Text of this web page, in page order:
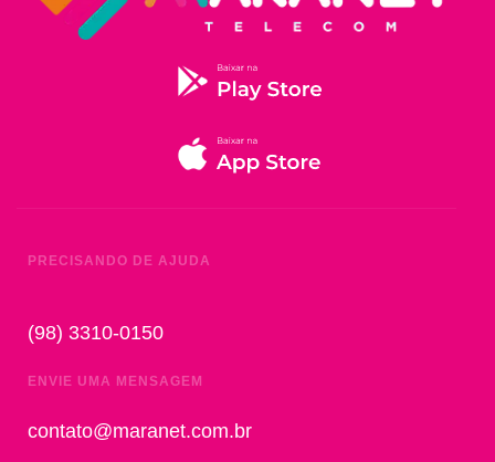
PRECISANDO DE AJUDA
(98) 3310-0150
ENVIE UMA MENSAGEM
contato@maranet.com.br